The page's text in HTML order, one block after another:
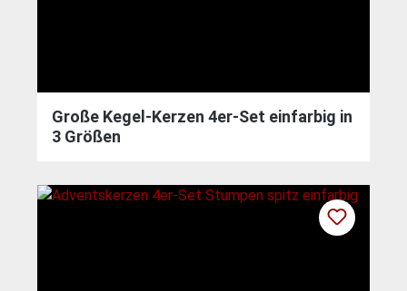
Große Kegel-Kerzen 4er-Set einfarbig in
3 Größen